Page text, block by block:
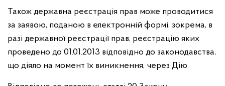
Також державна реєстрація прав може проводитися
за заявою, поданою в електронній формі, зокрема, в
разі державної реєстрації прав, реєстрацію яких
проведено до 01.01.2013 відповідно до законодавства,
що діяло на момент їх виникнення, через Дію.